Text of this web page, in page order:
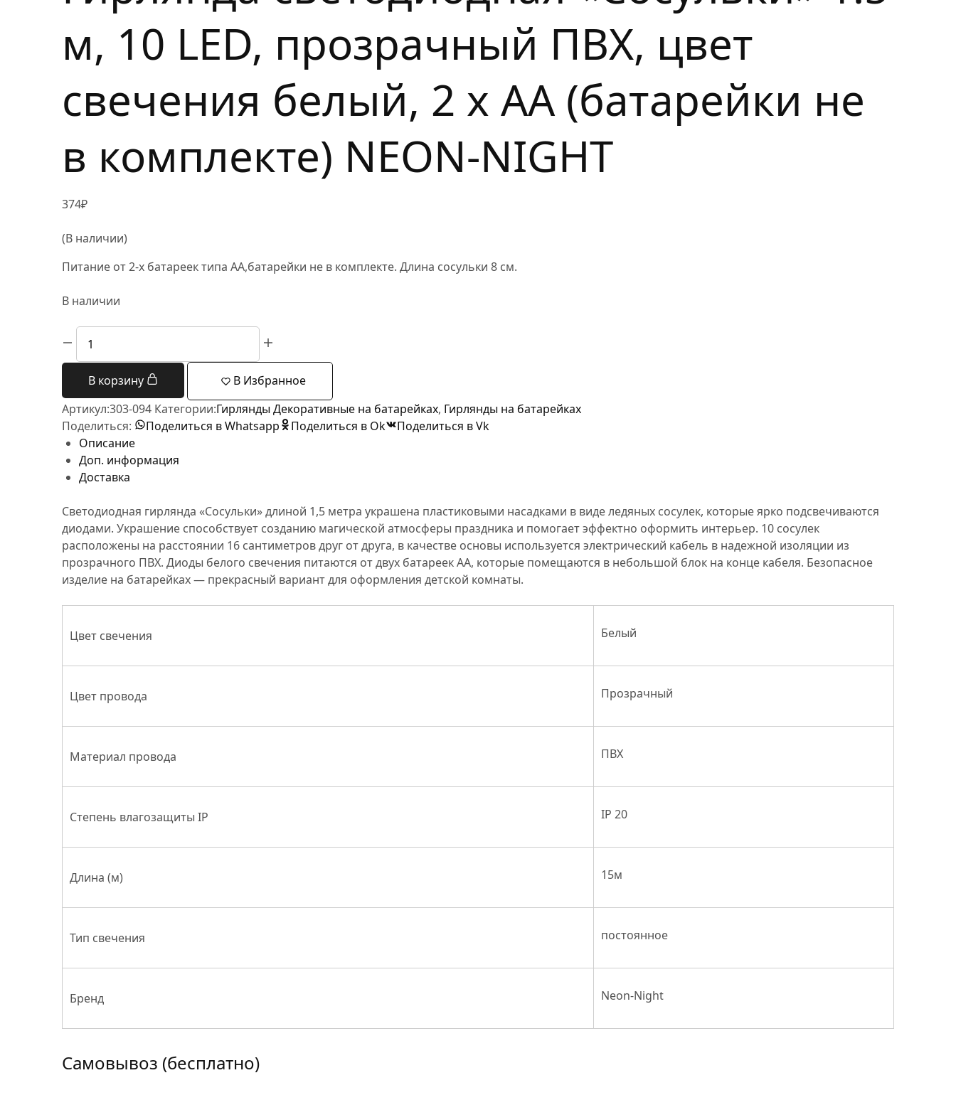
Акриловые фигуры
Аксессуары для монтажа
м, 10 LED, прозрачный ПВХ, цвет
свечения белый, 2 х АА (батарейки не
в комплекте) NEON-NIGHT
374₽
(В наличии)
Питание от 2-х батареек типа AA,батарейки не в комплекте. Длина сосульки 8 см.
В наличии
товара
светодиодная
«Сосульки»
м,
10
LED,
прозрачный
цвет
свечения
х
АА
не
NEON-
В корзину
В Избранное
Артикул:303-094 Категории:Гирлянды Декоративные на батарейках, Гирлянды на батарейках
Поделиться:
Поделиться в Whatsapp Поделиться в Ok
Поделиться в Vk
Описание
Доп. информация
Доставка
Светодиодная гирлянда «Сосульки» длиной 1,5 метра украшена пластиковыми насадками в виде ледяных сосулек, которые ярко подсвечиваются
диодами. Украшение способствует созданию магической атмосферы праздника и помогает эффектно оформить интерьер. 10 сосулек
расположены на расстоянии 16 сантиметров друг от друга, в качестве основы используется электрический кабель в надежной изоляции из
прозрачного ПВХ. Диоды белого свечения питаются от двух батареек АА, которые помещаются в небольшой блок на конце кабеля. Безопасное
изделие на батарейках — прекрасный вариант для оформления детской комнаты.
Цвет свечения Белый
Цвет провода Прозрачный
Материал провода ПВХ
Степень влагозащиты IP IP 20
Длина (м) 15м
Тип свечения постоянное
Бренд Neon-Night
Самовывоз (бесплатно)